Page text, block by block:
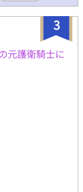
3
元護衛騎士に